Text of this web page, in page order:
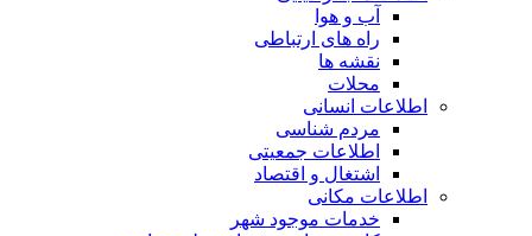
آب و هوا
راه های ارتباطی
نقشه ها
محلات
اطلاعات انسانی
مردم شناسی
اطلاعات جمعیتی
اشتغال و اقتصاد
اطلاعات مکانی
خدمات موجود شهر